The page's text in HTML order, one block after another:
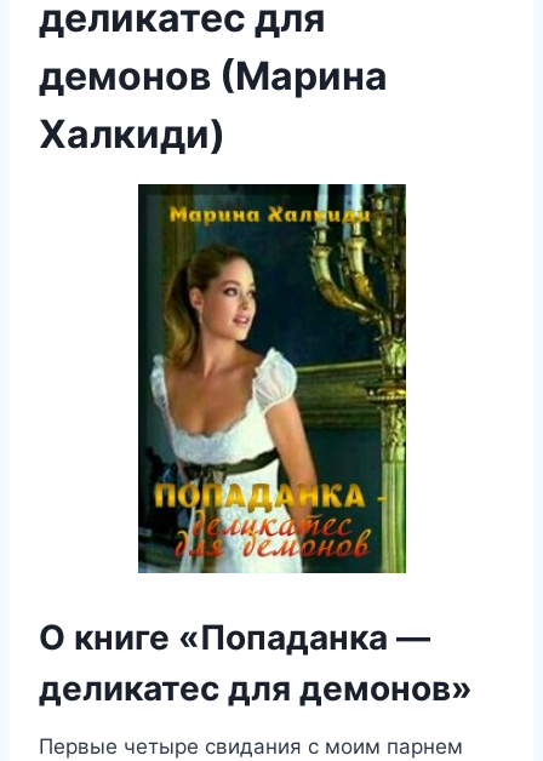
деликатес для
демонов (Марина
Халкиди)
О книге «Попаданка —
деликатес для демонов»
Первые четыре свидания с моим парнем